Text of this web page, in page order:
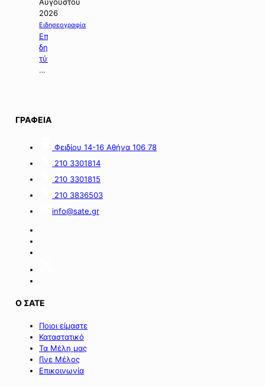
τη
χορήγηση
ενίσχυσης
σε
επιχειρήσεις
της
Σαμοθράκης».
Αυγούστου
2026
Ειδησεογραφία
Επιλογή
δημοσιευμάτων
τύπου
της
ΓΡΑΦΕΙΑ
Φειδίου 14-16 Αθήνα 106 78
210 3301814
210 3301815
210 3836503
info@sate.gr
Ο ΣΑΤΕ
Ποιοι είμαστε
Καταστατικό
Τα Μέλη μας
Γίνε Μέλος
Επικοινωνία